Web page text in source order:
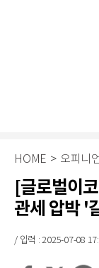
HOME > 오피니
[글로벌이
관세 압박 '
/ 입력 : 2025-07-08